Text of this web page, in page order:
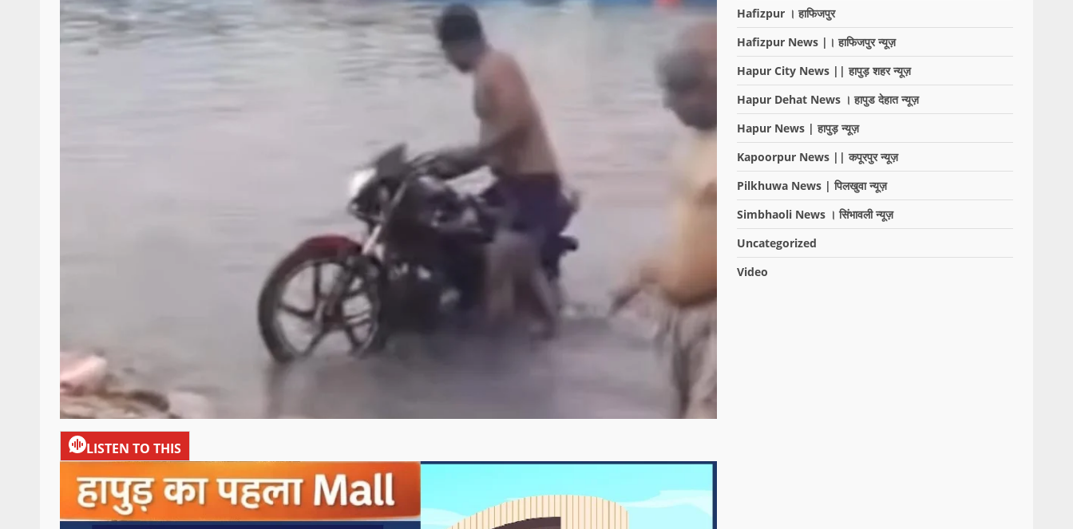
LISTEN TO THIS
Hafizpur । हाफिजपुर
Hafizpur News |। हाफिजपुर न्यूज़
Hapur City News || हापुड़ शहर न्यूज़
Hapur Dehat News । हापुड देहात न्यूज़
Hapur News | हापुड़ न्यूज़
Kapoorpur News || कपूरपुर न्यूज़
Pilkhuwa News | पिलखुवा न्यूज़
Simbhaoli News । सिंभावली न्यूज़
Uncategorized
Video